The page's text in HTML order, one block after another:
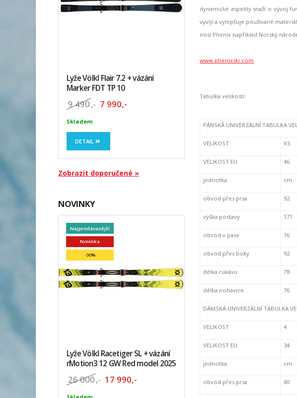
Lyže Völkl Flair 7.2 + vázání
Marker FDT TP 10
9 490,- 7 990,-
Skladem
DETAIL
Zobrazit doporučené »
NOVINKY
Nejprodávanější
Novinka
-30%
Lyže Völkl Racetiger SL + vázání
rMotion3 12 GW Red model 2025
26 000,- 17 990,-
dynamické aspekty snaží o vývoj
vyvíjí a vylepšuje používané
nosí Phenix například Norský
www.phenixski.com
Tabulka velikostí:
PÁNSKÁ UNIVERZÁLNÍ TABULKA
VELIKOST XS
VELIKOST EU 46
jednotka cm
obvod přes prsa 92
výška postavy 171
obvod v pase 76
obvod přes boky 92
délka rukávu 78
délka nohavice 76
DÁMSKÁ UNIVERZÁLNÍ TABULKA
VELIKOST 4
VELIKOST EU 34
jednotka cm
obvod přes prsa 80